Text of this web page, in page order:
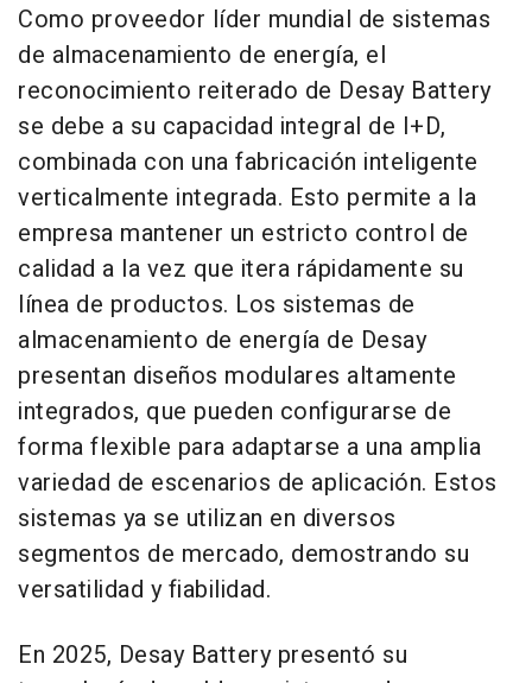
Como proveedor líder mundial de sistemas
de almacenamiento de energía, el
reconocimiento reiterado de Desay Battery
se debe a su capacidad integral de I+D,
combinada con una fabricación inteligente
verticalmente integrada. Esto permite a la
empresa mantener un estricto control de
calidad a la vez que itera rápidamente su
línea de productos. Los sistemas de
almacenamiento de energía de Desay
presentan diseños modulares altamente
integrados, que pueden configurarse de
forma flexible para adaptarse a una amplia
variedad de escenarios de aplicación. Estos
sistemas ya se utilizan en diversos
segmentos de mercado, demostrando su
versatilidad y fiabilidad.
En 2025, Desay Battery presentó su